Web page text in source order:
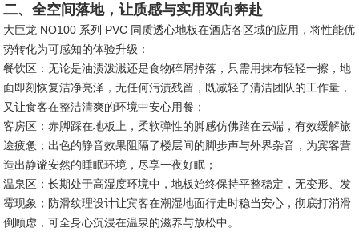
二、全空间落地，让质感与实用双向奔赴
大巨龙 NO100 系列 PVC 同质透心地板在酒店各区域的应用，将性能优
势转化为可感知的体验升级：
餐饮区：无论是油渍泼溅还是食物碎屑掉落，只需用抹布轻轻一擦，地
面即刻恢复洁净亮泽，无任何污渍残留，既减轻了清洁团队的工作量，
又让食客在整洁清爽的环境中安心用餐；
客房区：赤脚踩在地板上，柔软弹性的脚感仿佛踏在云端，有效缓解旅
途疲惫；出色的静音效果阻隔了楼层间的脚步声与外界杂音，为宾客营
造出静谧安然的睡眠环境，尽享一夜好眠；
温泉区：长期处于高湿度环境中，地板始终保持平整稳定，无变形、发
霉现象；防滑纹理设计让宾客在潮湿地面行走时稳当安心，彻底打消滑
倒顾虑，可全身心沉浸在温泉的滋养与放松中。